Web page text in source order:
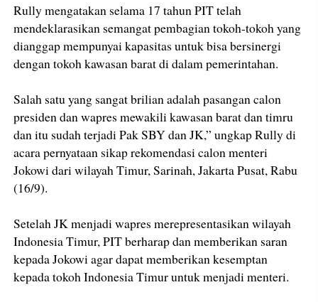
Rully mengatakan selama 17 tahun PIT telah
mendeklarasikan semangat pembagian tokoh-tokoh yang
dianggap mempunyai kapasitas untuk bisa bersinergi
dengan tokoh kawasan barat di dalam pemerintahan.
Salah satu yang sangat brilian adalah pasangan calon
presiden dan wapres mewakili kawasan barat dan timru
dan itu sudah terjadi Pak SBY dan JK,” ungkap Rully di
acara pernyataan sikap rekomendasi calon menteri
Jokowi dari wilayah Timur, Sarinah, Jakarta Pusat, Rabu
(16/9).
Setelah JK menjadi wapres merepresentasikan wilayah
Indonesia Timur, PIT berharap dan memberikan saran
kepada Jokowi agar dapat memberikan kesemptan
kepada tokoh Indonesia Timur untuk menjadi menteri.